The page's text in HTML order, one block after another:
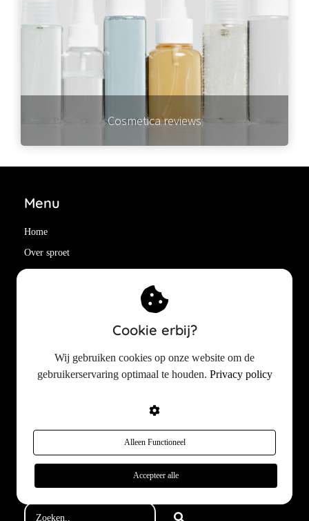
Cosmetica reviews
Menu
Home
Over sproet
Cosmetische ingrediënten
Beste huidverzorging
Cookie erbij?
Wij gebruiken cookies op onze website om de
gebruikerservaring optimaal te houden. Privacy policy
Alleen Functioneel
Accepteer alle